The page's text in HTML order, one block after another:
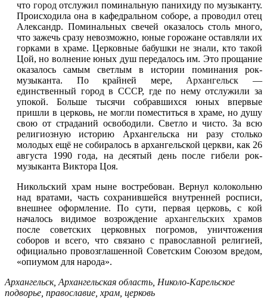
что городотслужил поминальную панихиду по музыканту.
Происходила она в кафедральном соборе, а проводил отец
Александр. Поминальных свечей оказалось столь много,
что зажечь сразу невозможно, юные горожане оставляли их
горками в храме. Церковные бабушки не знали, кто такой
Цой, но волнение юных душ передалось им. Это прощание
оказалось самым светлым в истории поминания рок-
музыканта. По крайней мере, Архангельск —
единственный город в СССР, где по нему отслужили за
упокой. Больше тысячи собравшихся юных впервые
пришли в церковь, не могли поместиться в храме, но душу
свою от страданий освободили. Светло и чисто. За всю
религиозную историю Архангельска ни разу столько
молодых ещё не собиралось в архангельской церкви, как 26
августа 1990 года, на десятый день после гибели рок-
музыканта Виктора Цоя.
Никольский храм ныне востребован. Вернул колокольню
над вратами, часть сохранившейся внутренней росписи,
внешнее оформление. По сути, первая церковь, с кой
началось видимое возрождениеархангельских храмов
после советских церковных погромов, уничтожения
соборов и всего, что связано с православной религией,
официально провозглашенной Советским Союзом вредом,
«опиумом для народа».
Архангельск, Архангельская область Николо-Карельское
подворье православие храм церковь